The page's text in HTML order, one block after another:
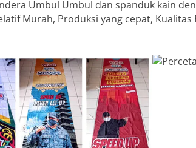
Umbul Umbul dan spanduk kain
Murah, Produksi yang cepat,